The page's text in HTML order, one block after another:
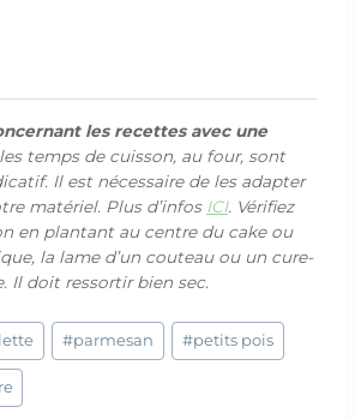
les recettes avec une
temps de cuisson, au four, sont
Il est nécessaire de les adapter
matériel. Plus d’infos ICI. Vérifiez
en plantant au centre du cake ou
la lame d’un couteau ou un cure-
Il doit ressortir bien sec.
#parmesan #petits pois